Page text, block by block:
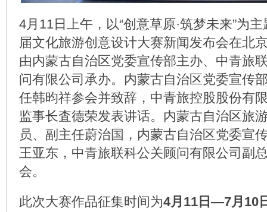
4月11日上午，以“创意草原·筑梦未来”为
届文化旅游创意设计大赛新闻发布会在北
由内蒙古自治区党委宣传部主办、中青旅
问有限公司承办。内蒙古自治区党委宣传
任韩昀祥参会并致辞，中青旅控股股份有
监事长査德荣发表讲话。内蒙古自治区旅
员、副主任蔚治国，内蒙古自治区党委宣
王亚东，中青旅联科公关顾问有限公司副
会。
此次大赛作品征集时间为4月11日—7月10